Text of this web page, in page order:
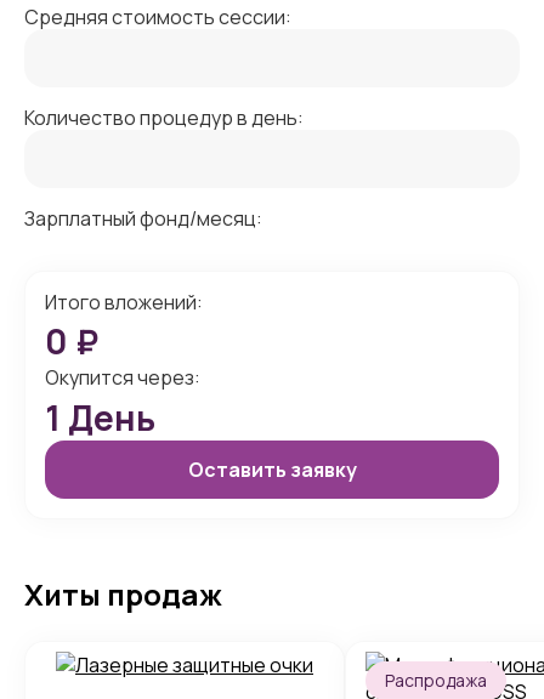
Средняя стоимость сессии:
Количество процедур в день:
Зарплатный фонд/месяц:
Итого вложений:
0 ₽
Окупится через:
1 День
Оставить заявку
Хиты продаж
Распродажа